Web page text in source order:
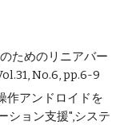
ためのリニアバー
No.6, pp.6-9
作アンドロイドを
ション支援",システ